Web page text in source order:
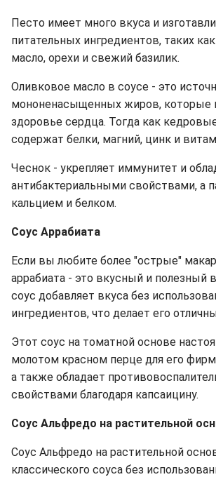
Песто имеет много вкуса и
питательных ингредиентов, таких
масло, орехи и свежий базилик.
Оливковое масло в соусе - это
мононенасыщенных жиров, которые
здоровье сердца. Тогда как
содержат белки, магний, цинк и
Чеснок - укрепляет иммунитет и
антибактериальными свойствами, а
кальцием и белком.
Соус Аррабиата
Если вы любите более "острые"
аррабиата - это вкусный и полезный
соус добавляет вкуса без
ингредиентов, что делает его
Этот соус на томатной основе
молотом красном перце для его
а также обладает
свойствами благодаря капсаицину.
Соус Альфредо на растительной
Соус Альфредо на растительной
классического соуса без